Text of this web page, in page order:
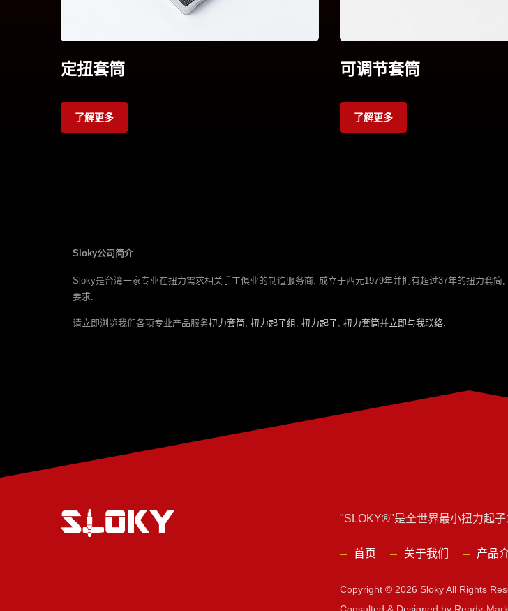
定扭套筒
了解更多
可调节套筒
了解更多
Sloky公司简介
Sloky是台湾一家专业在扭力需求相关手工俱业的制造服务商. 成立于西元1979年并拥有超过37年的扭力套
要求.
请立即浏览我们各项专业产品服务扭力套筒, 扭力起子组 , 扭力起子, 扭力套筒并立即与我联络.
"SLOKY®"是全世界最小扭力起
首页 关于我们 产品
Copyright © 2026 SlokyAll Rights